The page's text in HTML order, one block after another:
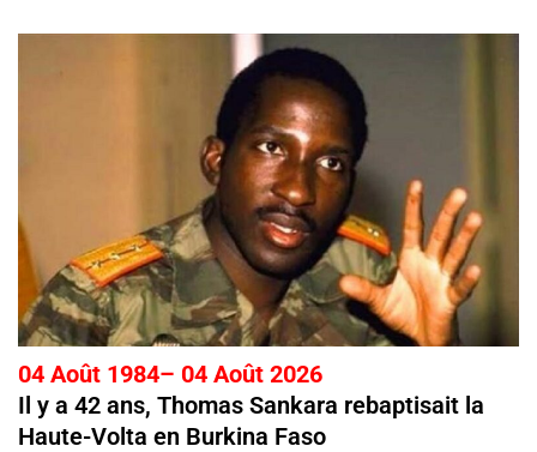
04 Août 1984– 04 Août 2026
Il y a 42 ans, Thomas Sankara rebaptisait la
Haute-Volta en Burkina Faso